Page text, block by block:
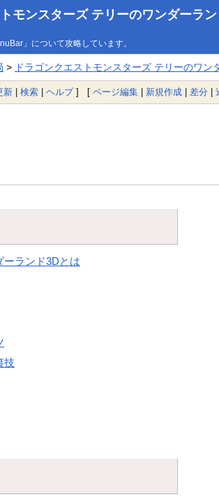
モンスターズ テリーのワンダーラン
」について攻略しています。
> ドラゴンクエストモンスターズ テリーのワン
新 | 検索 | ヘルプ] [ ページ編集 | 新規作成 | 差分 |
ーランド3Dとは
技